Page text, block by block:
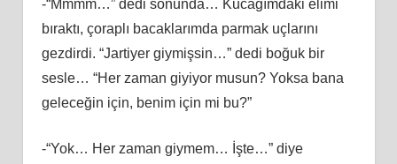
-“Mmmm…” dedi sonunda… Kucağımdaki elimi
bıraktı, çoraplı bacaklarımda parmak uçlarını
gezdirdi. “Jartiyer giymişsin…” dedi boğuk bir
sesle… “Her zaman giyiyor musun? Yoksa bana
geleceğin için, benim için mi bu?”
-“Yok… Her zaman giymem… İşte…” diye